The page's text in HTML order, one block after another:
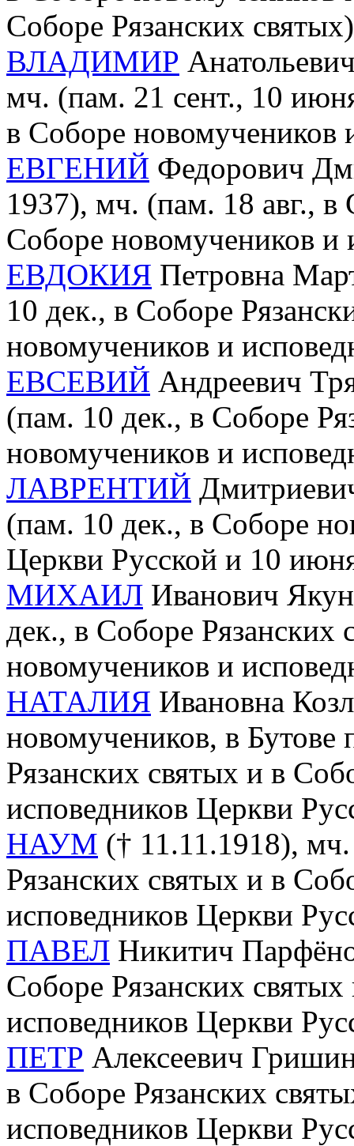
Соборе Рязанских святых)
ВЛАДИМИР
мч. (пам. 21 сент., 10
в Соборе новомучеников
ЕВГЕНИЙ Федорович
1937), мч. (пам. 18 авг., в
Соборе новомучеников и
ЕВДОКИЯ Петровна
10 дек., в Соборе
новомучеников и
ЕВСЕВИЙ Андреевич
(пам. 10 дек., в Соборе
новомучеников и
ЛАВРЕНТИЙ
(пам. 10 дек., в Соборе
Церкви Русской и 10
МИХАИЛ Иванович
дек., в Соборе Рязанских
новомучеников и
НАТАЛИЯ Ивановна
новомучеников, в
Рязанских святых и в
исповедников Церкви
НАУМ († 11.11.1918),
Рязанских святых и в
исповедников Церкви
ПАВЕЛ Никитич
Соборе Рязанских
исповедников Церкви
ПЕТР Алексеевич
в Соборе Рязанских
исповедников Церкви